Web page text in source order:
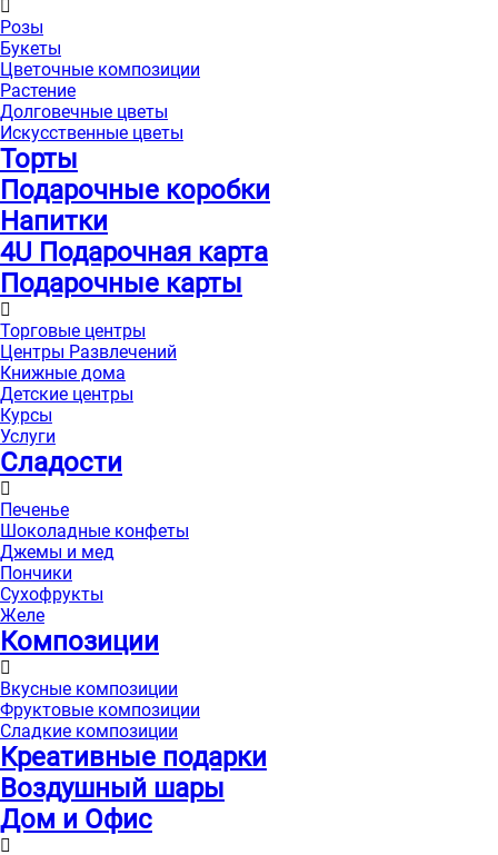
Розы
Букеты
Цветочные композиции
Растение
Долговечные цветы
Искусственные цветы
Торты
Подарочные коробки
Напитки
4U Подарочная карта
Подарочные карты
Торговые центры
Центры Развлечений
Книжные дома
Детские центры
Курсы
Услуги
Сладости
Печенье
Шоколадные конфеты
Джемы и мед
Пончики
Сухофрукты
Желе
Композиции
Вкусные композиции
Фруктовые композиции
Сладкие композиции
Креативные подарки
Воздушный шары
Дом и Офис